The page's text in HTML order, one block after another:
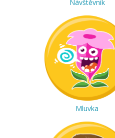
Návštěvník
Mluvka